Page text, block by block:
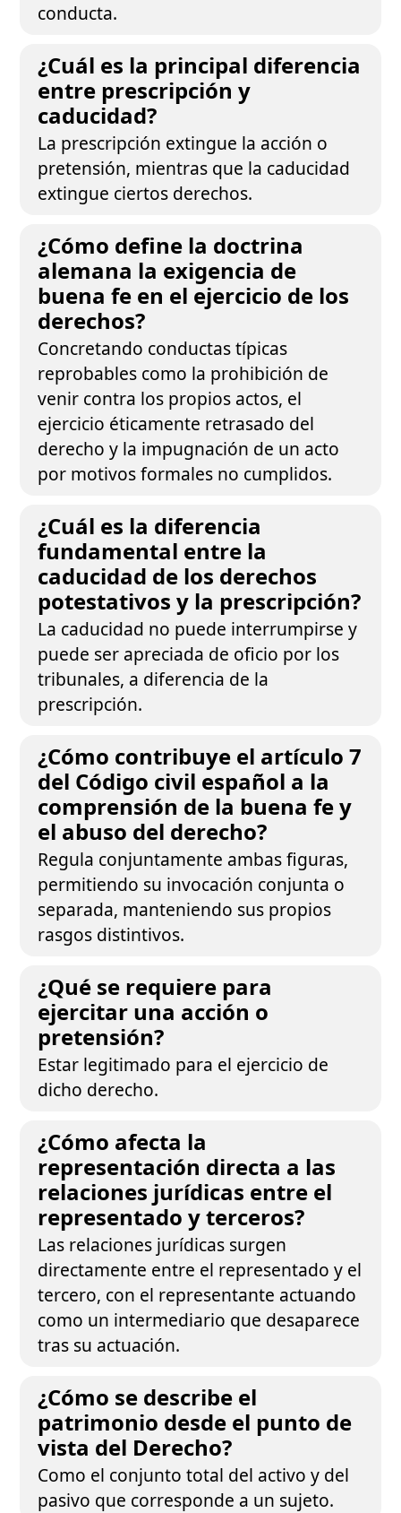
conducta.
¿Cuál es la principal diferencia
entre prescripción y
caducidad?
La prescripción extingue la acción o
pretensión, mientras que la caducidad
extingue ciertos derechos.
¿Cómo define la doctrina
alemana la exigencia de
buena fe en el ejercicio de los
derechos?
Concretando conductas típicas
reprobables como la prohibición de
venir contra los propios actos, el
ejercicio éticamente retrasado del
derecho y la impugnación de un acto
por motivos formales no cumplidos.
¿Cuál es la diferencia
fundamental entre la
caducidad de los derechos
potestativos y la prescripción?
La caducidad no puede interrumpirse y
puede ser apreciada de oficio por los
tribunales, a diferencia de la
prescripción.
¿Cómo contribuye el artículo 7
del Código civil español a la
comprensión de la buena fe y
el abuso del derecho?
Regula conjuntamente ambas figuras,
permitiendo su invocación conjunta o
separada, manteniendo sus propios
rasgos distintivos.
¿Qué se requiere para
ejercitar una acción o
pretensión?
Estar legitimado para el ejercicio de
dicho derecho.
¿Cómo afecta la
representación directa a las
relaciones jurídicas entre el
representado y terceros?
Las relaciones jurídicas surgen
directamente entre el representado y el
tercero, con el representante actuando
como un intermediario que desaparece
tras su actuación.
¿Cómo se describe el
patrimonio desde el punto de
vista del Derecho?
Como el conjunto total del activo y del
pasivo que corresponde a un sujeto.